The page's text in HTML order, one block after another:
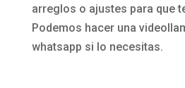
arreglos o ajustes para que
Podemos hacer una
whatsapp si lo necesitas.